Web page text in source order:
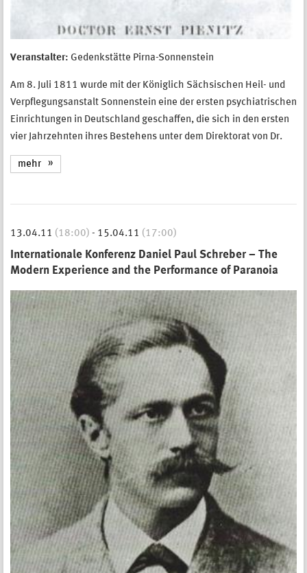
Veranstalter: Gedenkstätte Pirna-Sonnenstein
Am 8. Juli 1811 wurde mit der Königlich Sächsischen Heil- und
Verpflegungsanstalt Sonnenstein eine der ersten psychiatrischen
Einrichtungen in Deutschland geschaffen, die sich in den ersten
vier Jahrzehnten ihres Bestehens unter dem Direktorat von Dr.
mehr
13.04.11 (18:00) - 15.04.11 (17:00)
Internationale Konferenz Daniel Paul Schreber – The
Modern Experience and the Performance of Paranoia